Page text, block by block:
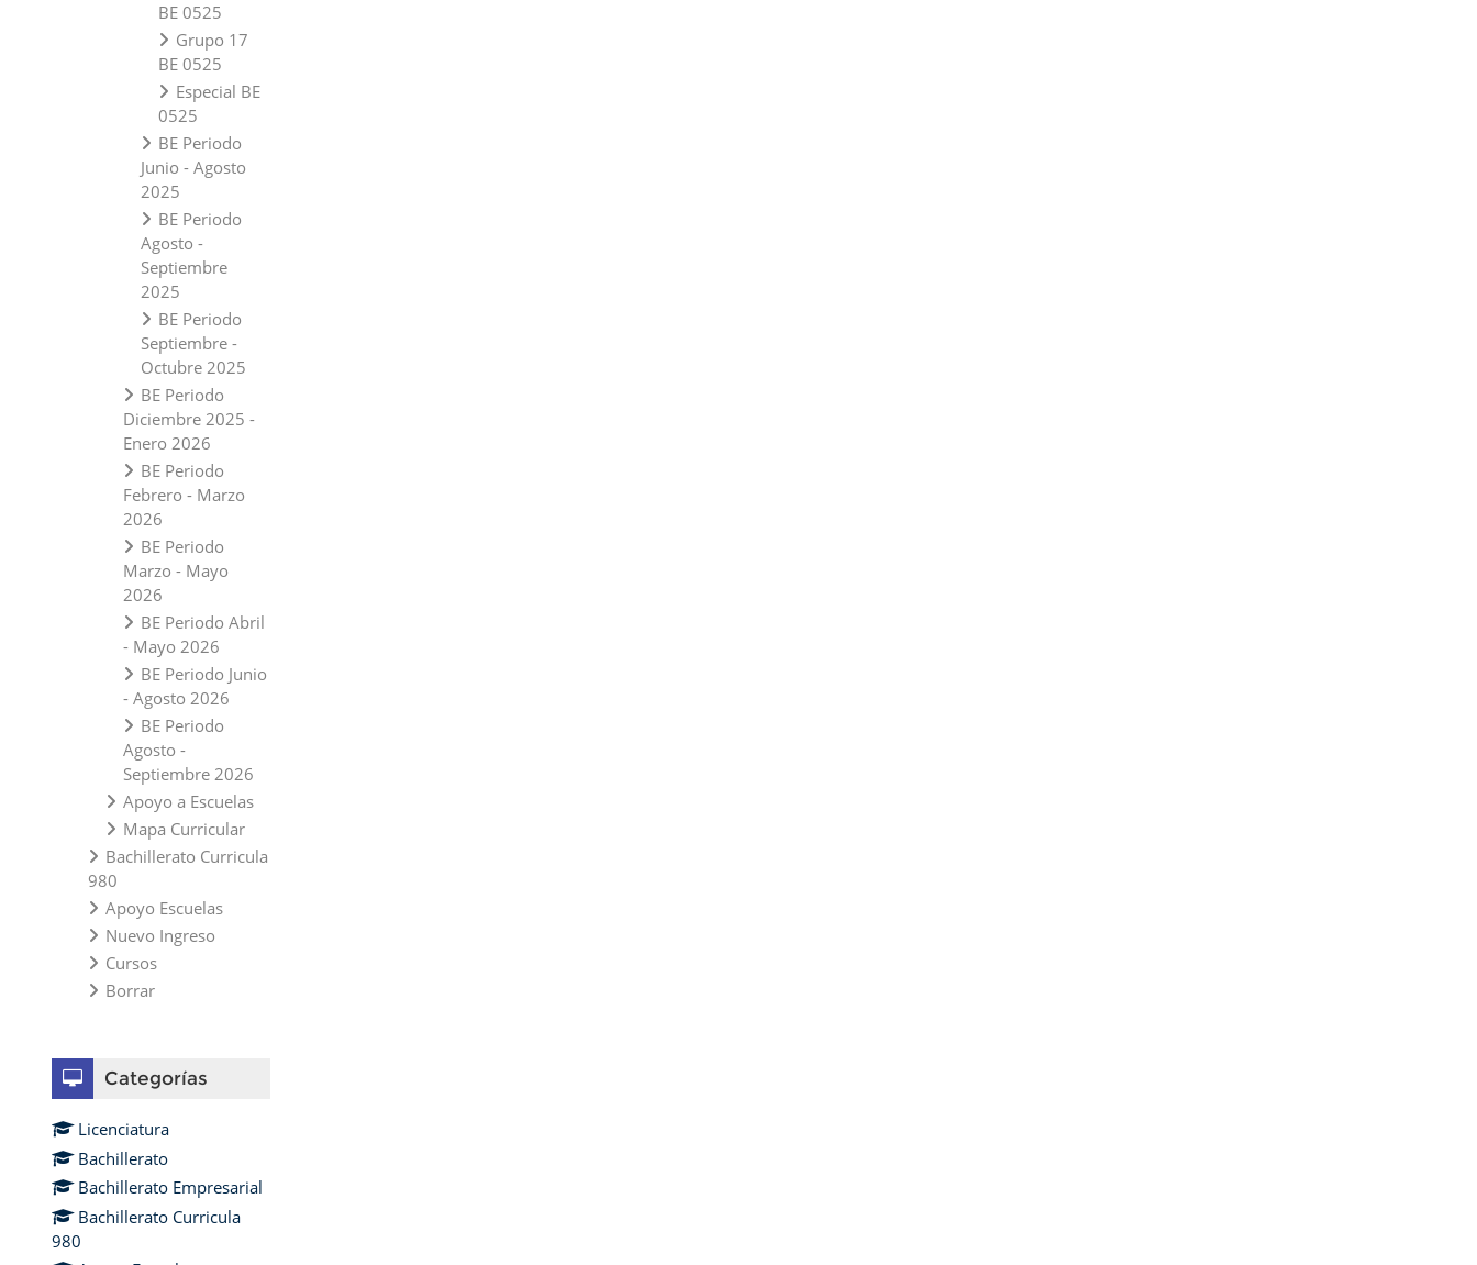
BE 0525
Grupo 17
BE 0525
Especial BE
0525
BE Periodo
Junio - Agosto
2025
BE Periodo
Agosto -
Septiembre
2025
BE Periodo
Septiembre -
Octubre 2025
BE Periodo
Diciembre 2025 -
Enero 2026
BE Periodo
Febrero - Marzo
2026
BE Periodo
Marzo - Mayo
2026
BE Periodo Abril
- Mayo 2026
BE Periodo Junio
- Agosto 2026
BE Periodo
Agosto -
Septiembre 2026
Apoyo a Escuelas
Mapa Curricular
Bachillerato Curricula
980
Apoyo Escuelas
Nuevo Ingreso
Cursos
Borrar
Categorías
Licenciatura
Bachillerato
Bachillerato Empresarial
Bachillerato Curricula
980